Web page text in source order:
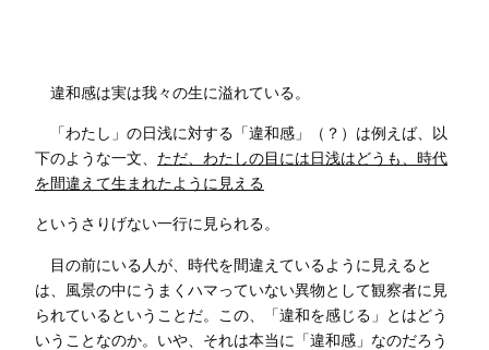
違和感は実は我々の生に溢れている。
「わたし」の日浅に対する「違和感」（？）は例えば、以
下のような一文、 ただ、わたしの目には日浅はどうも、時代
を間違えて生まれたように見える
というさりげない一行に見られる。
目の前にいる人が、時代を間違えているように見えると
は、風景の中にうまくハマっていない異物として観察者に見
られているということだ。この、「違和を感じる」とはどう
いうことなのか。いや、それは本当に「違和感」なのだろう